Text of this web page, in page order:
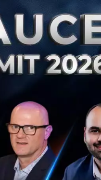
อปพลิเคชั่นเสร็จ Azure
ใช้งาน ซึ่งหลักๆ เราจะแบ่ง
ดสอบได้ โดยไม่กระทบกับ
มทางธุรกิจและปริมาณการ